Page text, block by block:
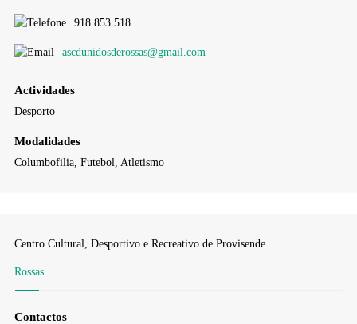
918 853 518
ascdunidosderossas@gmail.com
Actividades
Desporto
Modalidades
Columbofilia, Futebol, Atletismo
Centro Cultural, Desportivo e Recreativo de Provisende
Rossas
Contactos